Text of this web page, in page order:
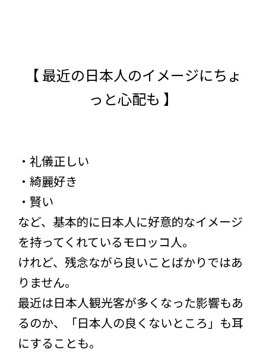
【 最近の日本人のイメージにちょ
っと心配も 】
・礼儀正しい
・綺麗好き
・賢い
など、基本的に日本人に好意的なイメージ
を持ってくれているモロッコ人。
けれど、残念ながら良いことばかりではあ
りません。
最近は日本人観光客が多くなった影響もあ
るのか、「日本人の良くないところ」も耳
にすることも。